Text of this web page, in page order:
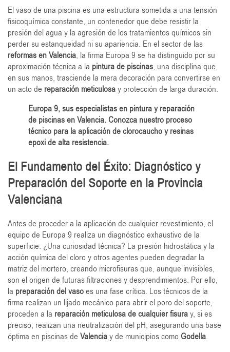
El vaso de una piscina es una estructura sometida a una tensión
fisicoquímica constante, un contenedor que debe resistir la
presión del agua y la agresión de los tratamientos químicos sin
perder su estanqueidad ni su apariencia. En el sector de las
reformas en Valencia, la firma Europa 9 se ha distinguido por su
aproximación técnica a la pintura de piscinas, una disciplina que,
en sus manos, trasciende la mera decoración para convertirse en
un acto de reparación meticulosay protección de larga duración.
Europa 9, sus especialistas en pintura y reparación
de piscinas en Valencia. Conozca nuestro proceso
técnico para la aplicación de clorocaucho y resinas
epoxi de alta resistencia.
El Fundamento del Éxito: Diagnóstico y
Preparación del Soporte en la Provincia
Valenciana
Antes de proceder a la aplicación de cualquier revestimiento, el
equipo de Europa 9 realiza un diagnóstico exhaustivo de la
superficie. ¿Una curiosidad técnica? La presión hidrostática y la
acción química del cloro y otros agentes pueden degradar la
matriz del mortero, creando microfisuras que, aunque invisibles,
son el origen de futuras filtraciones y desprendimientos. Por ello,
la preparación del vasoes una fase crítica. Los técnicos de la
firma realizan un lijado mecánico para abrir el poro del soporte,
proceden a la reparación meticulosa de cualquier fisuray, si es
preciso, realizan una neutralización del pH, asegurando una base
óptima en piscinas de Valenciay de municipios como Godella.